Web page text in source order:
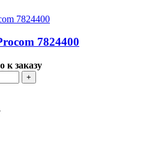
7824400
к заказу
+